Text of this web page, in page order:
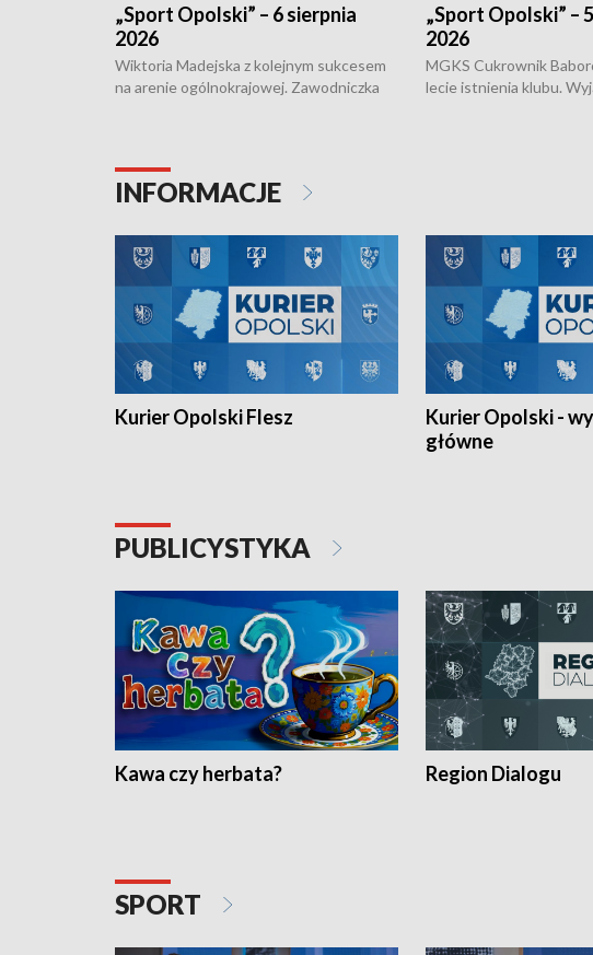
„Sport Opolski” – 6 sierpnia
2026
Wiktoria Madejska z kolejnym sukcesem
na arenie ogólnokrajowej. Zawodniczka
torowym.
„Sport Opolski” –
2026
MGKS Cukrownik
lecie istnienia klubu.
INFORMACJE
Kurier Opolski Flesz
Kurier Opolski -
główne
PUBLICYSTYKA
Kawa czy herbata? Region Dialogu
SPORT